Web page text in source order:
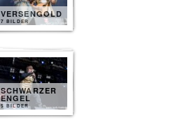
VERSENGOLD
7 BILDER
SCHWARZER
ENGEL
5 BILDER